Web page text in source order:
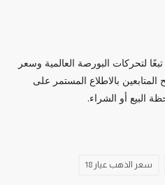
لتحركات البورصة العالمية وسعر
بالاطلاع المستمر على
البيع أو الشراء.
سعر الذهب عيار 18